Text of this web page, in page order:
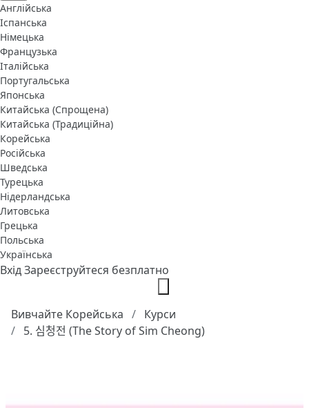
Англійська
Іспанська
Німецька
Французька
Італійська
Португальська
Японська
Китайська (Спрощена)
Китайська (Традиційна)
Корейська
Російська
Шведська
Турецька
Нідерландська
Литовська
Грецька
Польська
Українська
ВхідЗареєструйтеся безплатно
Вивчайте Корейська
Курси
5. 심청전 (The Story of Sim Cheong)